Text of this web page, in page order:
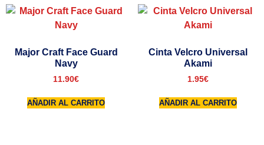
Major Craft Face Guard
Navy
11.90€
AÑADIR AL CARRITO
Cinta Velcro Universal
Akami
1.95€
AÑADIR AL CARRITO